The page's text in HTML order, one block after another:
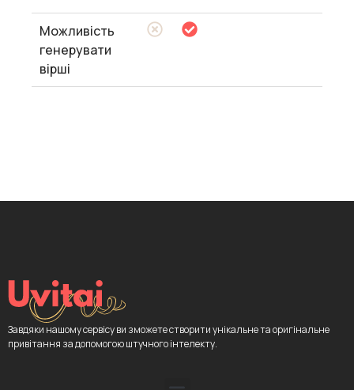
Можливість
генерувати
вірші
Завдяки нашому сервісу ви зможете створити унікальне та оригінальне
привітання за допомогою штучного інтелекту.